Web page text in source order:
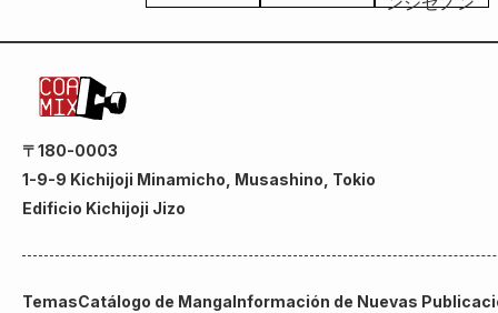
〒180-0003
1-9-9 Kichijoji Minamicho, Musashino, Tokio
Edificio Kichijoji Jizo
TemasCatálogo de MangaInformación de Nuevas